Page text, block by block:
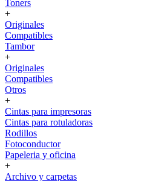
Toners
+
Originales
Compatibles
Tambor
+
Originales
Compatibles
Otros
+
Cintas para impresoras
Cintas para rotuladoras
Rodillos
Fotoconductor
Papeleria y oficina
+
Archivo y carpetas